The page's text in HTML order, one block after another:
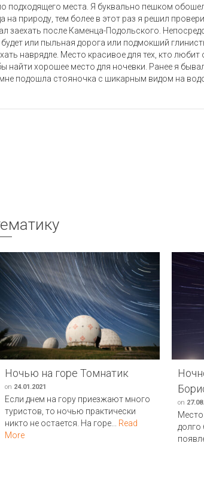
подходящего места. Я буквально пешком
природу, тем более в этот раз я решил
заехать после Каменца-Подольского.
или пыльная дорога или подмокший
наврядле. Место красивое для тех, кто
найти хорошее место для ночевки. Ранее я
подошла стояночка с шикарным видом на
Ночью на горе Томнатик
on 24.01.2021
Если днем на гору приезжают много
туристов, то ночью практически
никто не остается. На горе... Read
More
on
Место
долго